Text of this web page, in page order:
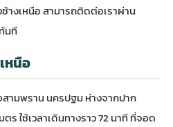
งเหนือ สามารถติดต่อเราผ่าน
นที
หนือ
ามพราน นครปฐม ห่างจากปาก
ร ใช้เวลาเดินทางราว 72 นาที ที่จอด